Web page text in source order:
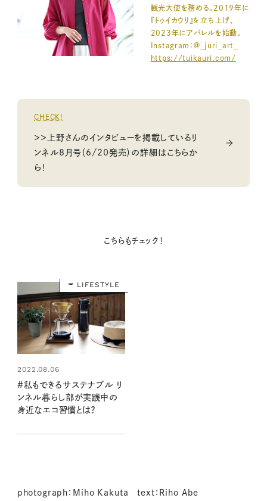
観光大使を務める。2019年に
『トゥイカウリ』を立ち上げ、
2023年にアパレルを始動。
Instagram：＠_juri_art_
https://tuikauri.com/
CHECK!
＞＞上野さんのインタビューを掲載しているリ
ンネル8月号（6/20発売）の詳細はこちらか
ら！
こちらもチェック！
LIFESTYLE
2022.08.06
#私もできるサステナブル リ
ンネル暮らし部が実践中の
身近なエコ習慣とは？
photograph：Miho Kakuta text：Riho Abe